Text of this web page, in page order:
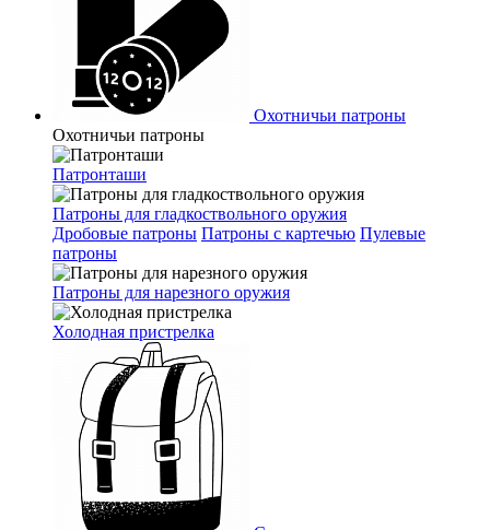
Охотничьи патроны
Охотничьи патроны
Патронташи
Патроны для гладкоствольного оружия
Дробовые патроны Патроны с картечью Пулевые
патроны
Патроны для нарезного оружия
Холодная пристрелка